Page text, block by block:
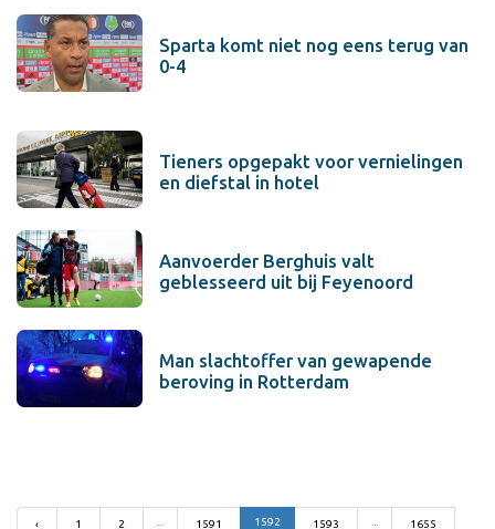
Sparta komt niet nog eens terug van
0-4
Tieners opgepakt voor vernielingen
en diefstal in hotel
Aanvoerder Berghuis valt
geblesseerd uit bij Feyenoord
Man slachtoffer van gewapende
beroving in Rotterdam
‹ 1 2 1591 1592 1593 1655